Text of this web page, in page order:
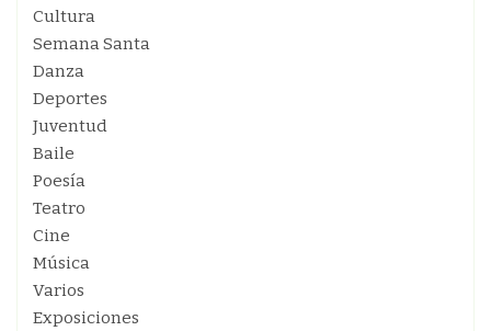
Cultura
Semana Santa
Danza
Deportes
Juventud
Baile
Poesía
Teatro
Cine
Música
Varios
Exposiciones